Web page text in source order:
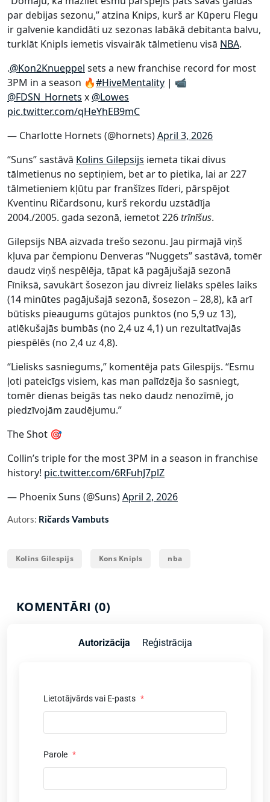
par debijas sezonu,” atzina Knips, kurš ar Kūperu Flegu
ir galvenie kandidāti uz sezonas labākā debitanta balvu,
turklāt Knipls iemetis visvairāk tālmetienu visā NBA.
.@Kon2Knueppel sets a new franchise record for most
3PM in a season 🔥#HiveMentality | 📹
@FDSN_Hornets x @Lowes
pic.twitter.com/qHeYhEB9mC
— Charlotte Hornets (@hornets)April 3, 2026
“Suns” sastāvā Kolins Gilepsijs iemeta tikai divus
tālmetienus no septiņiem, bet ar to pietika, lai ar 227
tālmetieniem kļūtu par franšīzes līderi, pārspējot
Kventinu Ričardsonu, kurš rekordu uzstādīja
2004./2005. gada sezonā, iemetot 226trīnīšus.
Gilepsijs NBA aizvada trešo sezonu. Jau pirmajā viņš
kļuva par čempionu Denveras “Nuggets” sastāvā, tomēr
daudz viņš nespēlēja, tāpat kā pagājušajā sezonā
Fīniksā, savukārt šosezon jau divreiz lielāks spēles laiks
(14 minūtes pagājušajā sezonā, šosezon – 28,8), kā arī
būtisks pieaugums gūtajos punktos (no 5,9 uz 13),
atlēkušajās bumbās (no 2,4 uz 4,1) un rezultatīvajās
piespēlēs (no 2,4 uz 4,8).
“Lielisks sasniegums,” komentēja pats Gilespijs. “Esmu
ļoti pateicīgs visiem, kas man palīdzēja šo sasniegt,
tomēr dienas beigās tas neko daudz nenozīmē, jo
piedzīvojām zaudējumu.”
The Shot 🎯
Collin’s triple for the most 3PM in a season in franchise
history! pic.twitter.com/6RFuhJ7plZ
— Phoenix Suns (@Suns)April 2, 2026
Autors: Ričards Vambuts
Kolins Gilespijs Kons Knipls nba
KOMENTĀRI (0)
Autorizācija Reģistrācija
Lietotājvārds vai E-pasts *
Parole *